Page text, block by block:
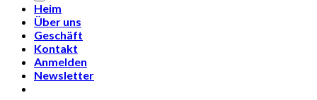
Heim
Über uns
Geschäft
Kontakt
Anmelden
Newsletter